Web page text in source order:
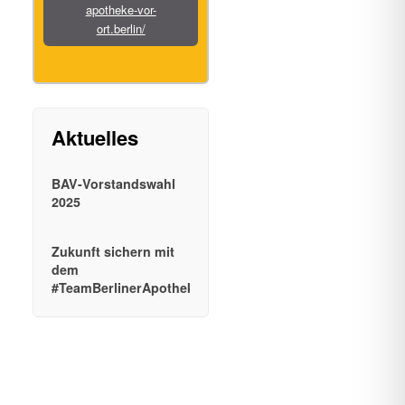
apotheke-vor-
ort.berlin/
BAV-Vorstandswahl
2025
Zukunft sichern mit
dem
#TeamBerlinerApotheken